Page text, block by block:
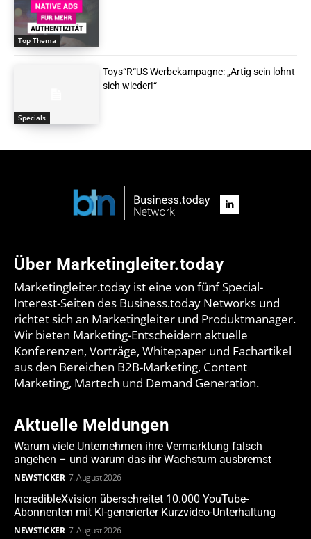
Top Thema
Specials
Toys“R“US Werbekampagne: „Artig sein lohnt
sich wieder!“
Über Marketingleiter.today
Marketingleiter.today ist eine von fünf Special-
Interest-Seiten des Business.today Networks und
richtet sich an Marketingleiter und Produktmanager.
Wir bieten Marketing-Entscheidern aktuelle
Konferenzen, Vorträge, Whitepaper und Fachartikel
aus den Bereichen B2B-Marketing, Content
Marketing, Martech und Demand Generation.
Aktuelle Meldungen
Warum viele Unternehmen ihre Vermarktung falsch
angehen – und warum das ihr Wachstum ausbremst
NEWSTICKER 7. August 2026
IncredibleXvision überschreitet 10.000 YouTube-
Abonnenten mit KI-generierter Kurzvideo-Unterhaltung
NEWSTICKER 7. August 2026